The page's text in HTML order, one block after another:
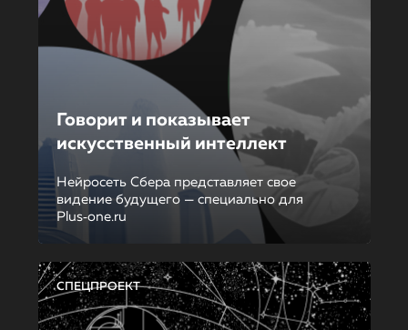
Говорит и показывает
искусственный интеллект
Нейросеть Сбера представляет свое
видение будущего — специально для
Plus‑one.ru
СПЕЦПРОЕКТ